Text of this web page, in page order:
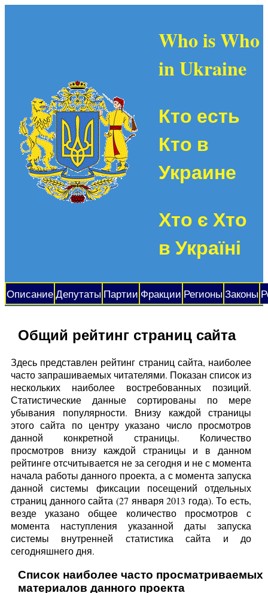
Who is Who
in Ukraine
Кто есть
Кто в
Украине
Хто є Хто
в Україні
Описание Депутаты Партии Фракции Регионы Законы
Общий рейтинг страниц сайта
Здесь представлен рейтинг страниц сайта, наиболее
часто запрашиваемых читателями. Показан список из
нескольких наиболее востребованных позиций.
Статистические данные сортированы по мере
убывания популярности. Внизу каждой страницы
этого сайта по центру указано число просмотров
данной конкретной страницы. Количество
просмотров внизу каждой страницы и в данном
рейтинге отсчитывается не за сегодня и не с момента
начала работы данного проекта, а с момента запуска
данной системы фиксации посещений отдельных
страниц данного сайта (27 января 2013 года). То есть,
везде указано общее количество просмотров с
момента наступления указанной даты запуска
системы внутренней статистика сайта и до
сегодняшнего дня.
Список наиболее часто просматриваемых
материалов данного проекта